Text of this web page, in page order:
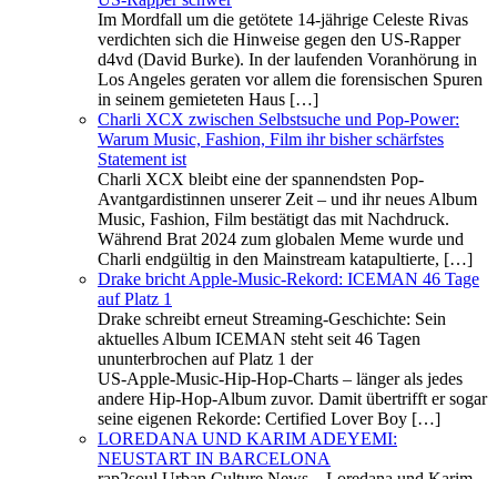
Im Mordfall um die getötete 14‑jährige Celeste Rivas
verdichten sich die Hinweise gegen den US‑Rapper
d4vd (David Burke). In der laufenden Voranhörung in
Los Angeles geraten vor allem die forensischen Spuren
in seinem gemieteten Haus […]
Charli XCX zwischen Selbstsuche und Pop-Power:
Warum Music, Fashion, Film ihr bisher schärfstes
Statement ist
Charli XCX bleibt eine der spannendsten Pop-
Avantgardistinnen unserer Zeit – und ihr neues Album
Music, Fashion, Film bestätigt das mit Nachdruck.
Während Brat 2024 zum globalen Meme wurde und
Charli endgültig in den Mainstream katapultierte, […]
Drake bricht Apple‑Music‑Rekord: ICEMAN 46 Tage
auf Platz 1
Drake schreibt erneut Streaming‑Geschichte: Sein
aktuelles Album ICEMAN steht seit 46 Tagen
ununterbrochen auf Platz 1 der
US‑Apple‑Music‑Hip‑Hop‑Charts – länger als jedes
andere Hip-Hop‑Album zuvor. Damit übertrifft er sogar
seine eigenen Rekorde: Certified Lover Boy […]
LOREDANA UND KARIM ADEYEMI:
NEUSTART IN BARCELONA